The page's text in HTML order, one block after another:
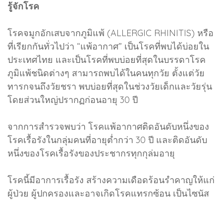
รู้จักโรค
โรคจมูกอักเสบจากภูมิแพ้ (ALLERGIC RHINITIS) หรือ
ที่เรียกกันทั่วไปว่า “แพ้อากาศ” เป็นโรคที่พบได้บ่อยใน
ประเทศไทย และเป็นโรคที่พบบ่อยที่สุดในบรรดาโรค
ภูมิแพ้ชนิดต่างๆ สามารถพบได้ในคนทุกวัย ตั้งแต่วัย
ทารกจนถึงวัยชรา พบบ่อยที่สุดในช่วงวัยเด็กและวัยรุ่น
โดยส่วนใหญ่ปรากฏก่อนอายุ 30 ปี
จากการสำรวจพบว่า โรคแพ้อากาศติดอันดับหนึ่งของ
โรคเรื้อรังในกลุ่มคนที่อายุต่ำกว่า 30 ปี และติดอันดับ
หนึ่งของโรคเรื้อรังของประชากรทุกกุล่มอายุ
โรคนี้มีอาการเรื้อรัง สร้างความเดือดร้อนรำคาญให้แก่
ผู้ป่วย ผู้ปกครองและอาจเกิดโรคแทรกซ้อน เป็นไซนัส